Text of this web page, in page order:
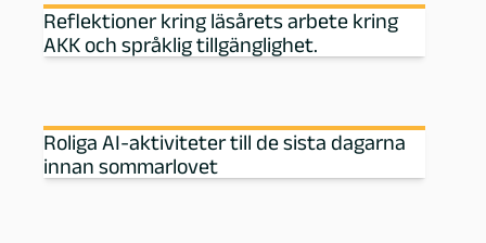
Reflektioner kring läsårets arbete kring
AKK och språklig tillgänglighet.
Roliga AI-aktiviteter till de sista dagarna
innan sommarlovet